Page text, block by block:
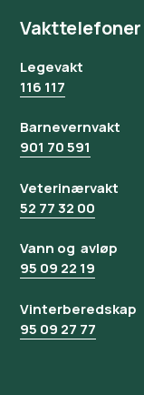
Vakttelefoner
Legevakt
116 117
Barnevernvakt
901 70 591
Veterinærvakt
52 77 32 00
Vann og avløp
95 09 22 19
Vinterberedskap
95 09 27 77